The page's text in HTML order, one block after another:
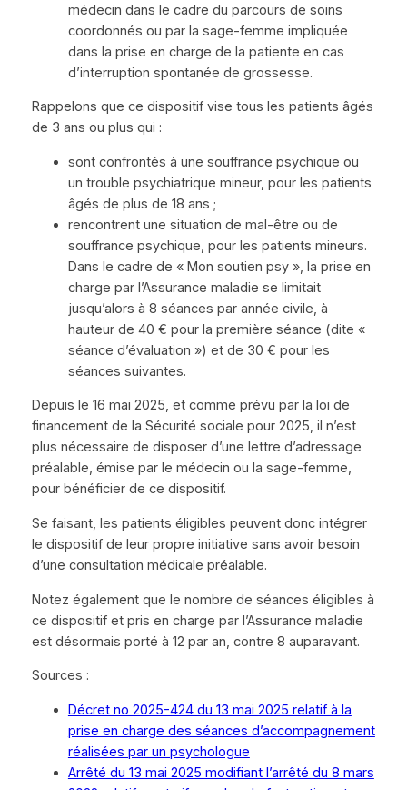
médecin dans le cadre du parcours de soins
coordonnés ou par la sage-femme impliquée
dans la prise en charge de la patiente en cas
d’interruption spontanée de grossesse.
Rappelons que ce dispositif vise tous les patients âgés
de 3 ans ou plus qui :
sont confrontés à une souffrance psychique ou
un trouble psychiatrique mineur, pour les patients
âgés de plus de 18 ans ;
rencontrent une situation de mal-être ou de
souffrance psychique, pour les patients mineurs.
Dans le cadre de « Mon soutien psy », la prise en
charge par l’Assurance maladie se limitait
jusqu’alors à 8 séances par année civile, à
hauteur de 40 € pour la première séance (dite «
séance d’évaluation ») et de 30 € pour les
séances suivantes.
Depuis le 16 mai 2025, et comme prévu par la loi de
financement de la Sécurité sociale pour 2025, il n’est
plus nécessaire de disposer d’une lettre d’adressage
préalable, émise par le médecin ou la sage-femme,
pour bénéficier de ce dispositif.
Se faisant, les patients éligibles peuvent donc intégrer
le dispositif de leur propre initiative sans avoir besoin
d’une consultation médicale préalable.
Notez également que le nombre de séances éligibles à
ce dispositif et pris en charge par l’Assurance maladie
est désormais porté à 12 par an, contre 8 auparavant.
Sources :
Décret no 2025-424 du 13 mai 2025 relatif à la
prise en charge des séances d’accompagnement
réalisées par un psychologue
Arrêté du 13 mai 2025 modifiant l’arrêté du 8 mars